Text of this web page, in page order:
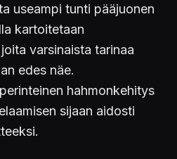
useampi tunti pääjuonen
kartoitetaan
varsinaista tarinaa
edes näe.
hahmonkehitys
sijaan aidosti